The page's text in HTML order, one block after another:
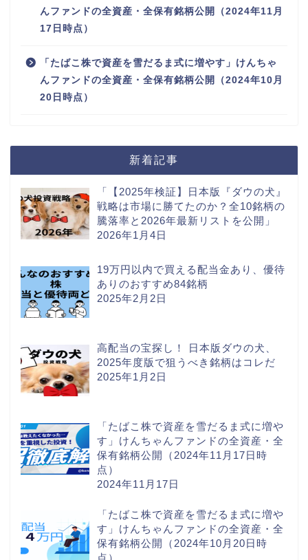
んファンドの全資産・全保有銘柄公開（2024年11月
17日時点）
「たばこ株で資産を雪だるま式に増やす」けんちゃ
んファンドの全資産・全保有銘柄公開（2024年10月
20日時点）
新着記事
「【2025年検証】日本版『ダウの犬』
戦略は市場に勝てたのか？全10銘柄の
騰落率と2026年最新リストを公開」
2026年1月4日
19万円以内で買える配当金あり、優待
ありのおすすめ84銘柄
2025年2月2日
高配当の宝探し！ 日本版ダウの犬、
2025年度版で狙うべき銘柄はコレだ
2025年1月2日
「たばこ株で資産を雪だるま式に増や
す」けんちゃんファンドの全資産・全
保有銘柄公開（2024年11月17日時
点）
2024年11月17日
「たばこ株で資産を雪だるま式に増や
す」けんちゃんファンドの全資産・全
保有銘柄公開（2024年10月20日時
点）
株
投資ツール